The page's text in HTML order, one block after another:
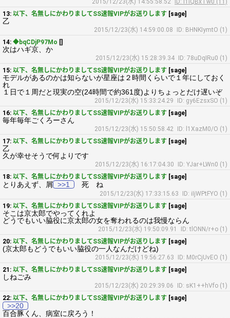
2015/12/23(水) 14:55:58.52
ID: I1iQBxTw0 (11)
13: 以下、名無しにかわりましてSS速報VIPがお送りします [sage]
乙
2015/12/23(水) 14:59:00.08
ID: BHNKIymtO (1)
14: ◆bqCDjP97Mo []
次はハギ京、か
2015/12/23(水) 15:28:39.34
ID: 78uDqIRu0 (1)
15: 以下、名無しにかわりましてSS速報VIPがお送りします [sage]
モデルがあるのかは知らないが星座は２時間くらいで１年にしておく
れ
１日で１周だと現実の空(24時間で約361度)よりちょっとだけ遅いぞ
2015/12/23(水) 15:33:24.29
ID: gy6EzsxSO (1)
16: 以下、名無しにかわりましてSS速報VIPがお送りします [sage]
毎年毎年ごくろーさん
2015/12/23(水) 15:50:58.42
ID: l1XazM0/O (1)
17: 以下、名無しにかわりましてSS速報VIPがお送りします [sage]
乙
久が幸せそうで何よりです
2015/12/23(水) 16:17:04.30
ID: YJar+LWn0 (1)
18: 以下、名無しにかわりましてSS速報VIPがお送りします [sage]
とりあえず、屑 >>1 死 ね
2015/12/23(水) 17:33:15.63
ID: iIjWPtFYO (1)
19: 以下、名無しにかわりましてSS速報VIPがお送りします [sage]
そこは京太郎でやってくれよ
どうでもいい脇役に京太郎の女を奪われるのは我慢ならん
2015/12/23(水) 19:50:09.91
ID: tlONN/r+o (1)
20: 以下、名無しにかわりましてSS速報VIPがお送りします [sage]
(京太郎もどうでもいい脇役の一人なんだけどね)
2015/12/23(水) 19:56:27.63
ID: M0rCjUvEO (1)
21: 以下、名無しにかわりましてSS速報VIPがお送りします [sage]
しねごみ
2015/12/23(水) 20:29:39.06
ID: sK1++hVfo (1)
22: 以下、名無しにかわりましてSS速報VIPがお送りします [sage]
>>20
百合豚くん、病室に戻ろう！